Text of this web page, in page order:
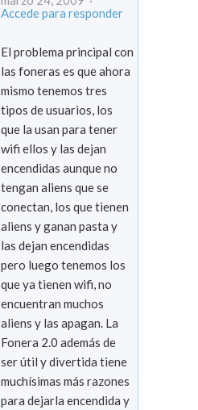
Accede para responder
El problema principal con
las foneras es que ahora
mismo tenemos tres
tipos de usuarios, los
que la usan para tener
wifi ellos y las dejan
encendidas aunque no
tengan aliens que se
conectan, los que tienen
aliens y ganan pasta y
las dejan encendidas
pero luego tenemos los
que ya tienen wifi, no
encuentran muchos
aliens y las apagan. La
Fonera 2.0 además de
ser útil y divertida tiene
muchísimas más razones
para dejarla encendida y